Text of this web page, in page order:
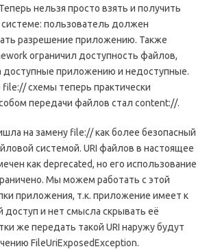
нельзя просто взять и получить
пользователь должен
разрешение приложению. Также
ограничил доступность файлов,
доступные приложению и недоступные.
схемы теперь практически
передачи файлов стал content://.
на замену file:// как более безопасный
системой. URI файлов в настоящее
как deprecated, но его использование
Мы можем работать с этой
приложения, т.к. приложение имеет к
доступ и нет смысла скрывать её
же передать такой URI наружу будут
FileUriExposedException.